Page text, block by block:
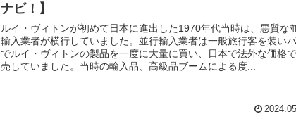
ナビ！】
ルイ・ヴィトンが初めて日本に進出した1970年代当時は、悪質な
輸入業者が横行していました。並行輸入業者は一般旅行客を装い
でルイ・ヴィトンの製品を一度に大量に買い、日本で法外な価格
売していました。当時の輸入品、高級品ブームによる度...